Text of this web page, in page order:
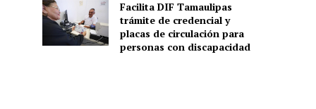
Facilita DIF Tamaulipas
trámite de credencial y
placas de circulación para
personas con discapacidad